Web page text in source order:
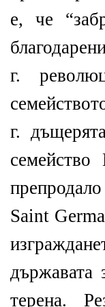
е, че
г.
г.
Saint
държавата
терена.